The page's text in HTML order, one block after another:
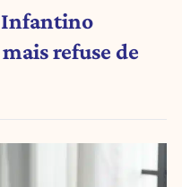
Infantino
refuse de